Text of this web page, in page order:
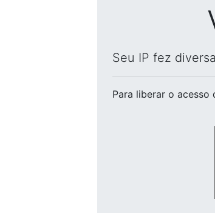
Seu IP fez
Para liberar o acesso